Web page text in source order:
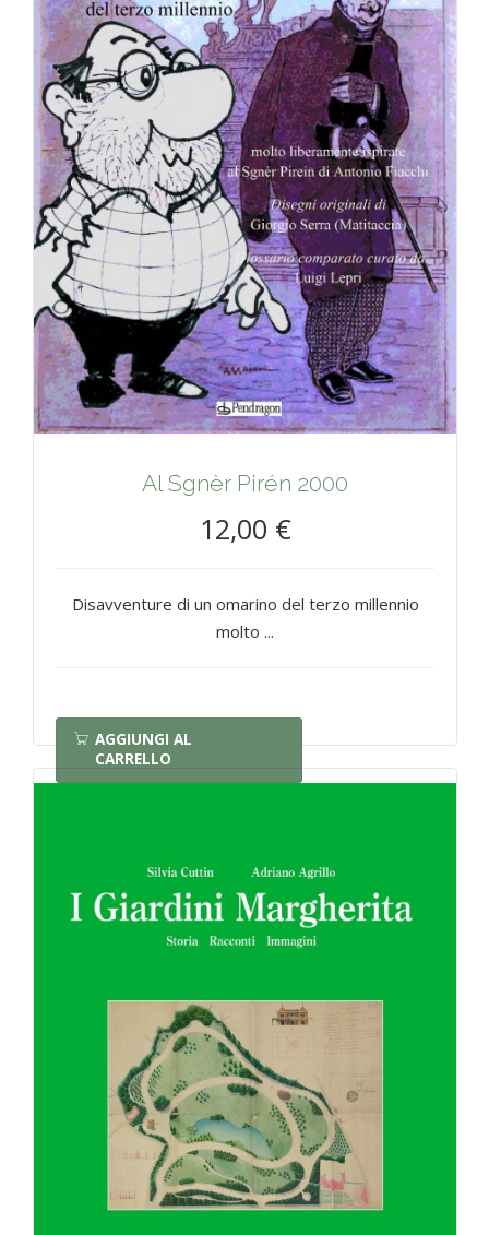
Al Sgnèr Pirén 2000
12,00 €
Disavventure di un omarino del terzo millennio
molto ...
AGGIUNGI AL
CARRELLO